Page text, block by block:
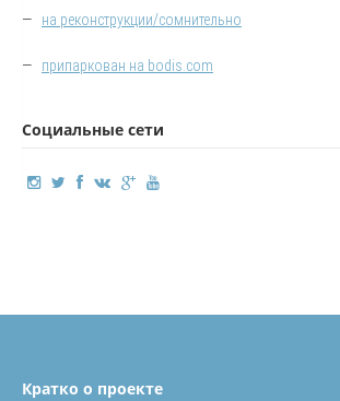
— на реконструкции/сомнительно
— припаркован на bodis.com
Социальные сети
Кратко о проекте